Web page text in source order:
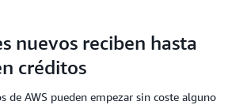
nuevos reciben hasta
créditos
de AWS pueden empezar sin coste alguno